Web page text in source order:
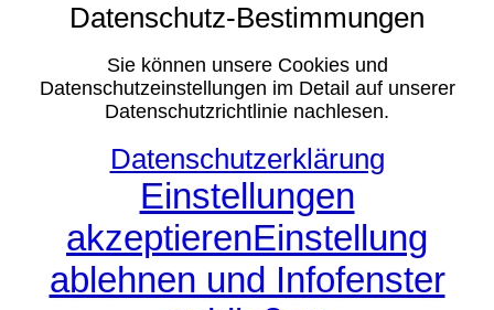
Datenschutz-Bestimmungen
Sie können unsere Cookies und
Datenschutzeinstellungen im Detail auf unserer
Datenschutzrichtlinie nachlesen.
Datenschutzerklärung
Einstellungen
akzeptierenEinstellung
ablehnen und Infofenster